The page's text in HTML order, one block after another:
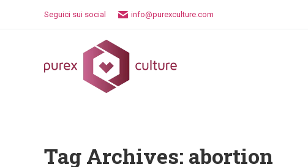
Seguici sui social info@purexculture.com
Tag Archives: abortion